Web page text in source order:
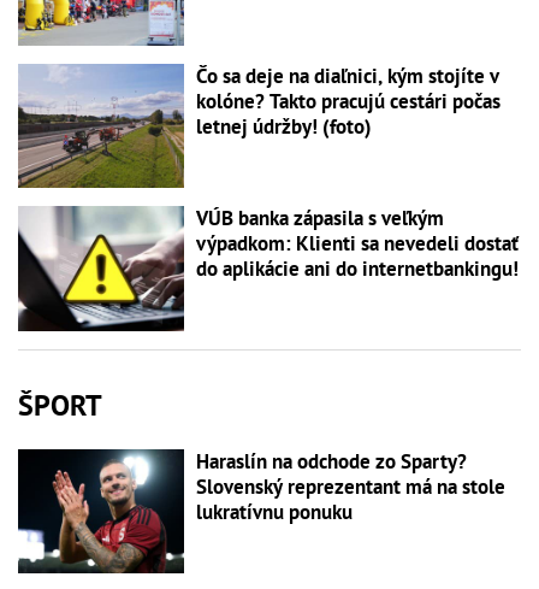
Čo sa deje na diaľnici, kým stojíte v
kolóne? Takto pracujú cestári počas
letnej údržby! (foto)
VÚB banka zápasila s veľkým
výpadkom: Klienti sa nevedeli dostať
do aplikácie ani do internetbankingu!
ŠPORT
Haraslín na odchode zo Sparty?
Slovenský reprezentant má na stole
lukratívnu ponuku